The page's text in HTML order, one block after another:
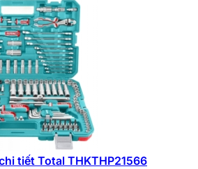
tiết Total THKTHP21566